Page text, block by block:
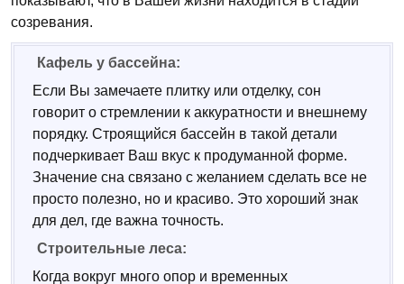
созревания.
Кафель у бассейна:
Если Вы замечаете плитку или отделку, сон
говорит о стремлении к аккуратности и внешнему
порядку. Строящийся бассейн в такой детали
подчеркивает Ваш вкус к продуманной форме.
Значение сна связано с желанием сделать все не
просто полезно, но и красиво. Это хороший знак
для дел, где важна точность.
Строительные леса:
Когда вокруг много опор и временных